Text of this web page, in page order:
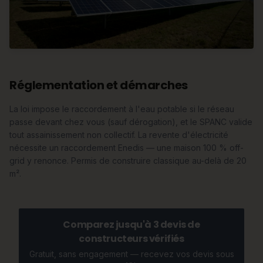
Réglementation et démarches
La loi impose le raccordement à l'eau potable si le réseau
passe devant chez vous (sauf dérogation), et le SPANC valide
tout assainissement non collectif. La revente d'électricité
nécessite un raccordement Enedis — une maison 100 % off-
grid y renonce. Permis de construire classique au-delà de 20
m².
Comparez jusqu'à 3 devis de
constructeurs vérifiés
Gratuit, sans engagement — recevez vos devis sous